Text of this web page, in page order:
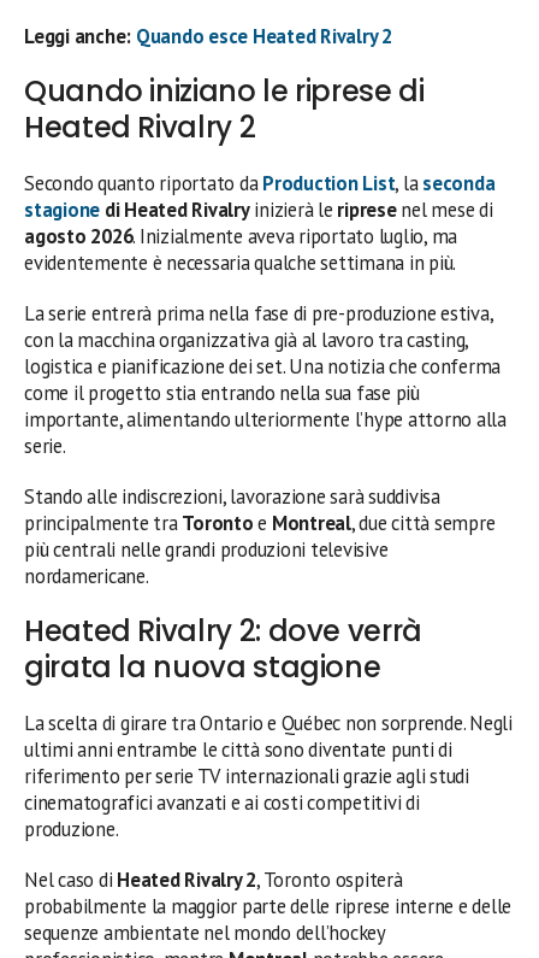
Leggi anche: Quando esce Heated Rivalry 2
Quando iniziano le riprese di
Heated Rivalry 2
Secondo quanto riportato daProduction List, laseconda
stagione di Heated Rivalryinizierà le ripresenel mese di
agosto 2026. Inizialmente aveva riportato luglio, ma
evidentemente è necessaria qualche settimana in più.
La serie entrerà prima nella fase di pre-produzione estiva,
con la macchina organizzativa già al lavoro tra casting,
logistica e pianificazione dei set. Una notizia che conferma
come il progetto stia entrando nella sua fase più
importante, alimentando ulteriormente l’hype attorno alla
serie.
Stando alle indiscrezioni, lavorazione sarà suddivisa
principalmente traTorontoe Montreal, due città sempre
più centrali nelle grandi produzioni televisive
nordamericane.
Heated Rivalry 2: dove verrà
girata la nuova stagione
La scelta di girare tra Ontario e Québec non sorprende. Negli
ultimi anni entrambe le città sono diventate punti di
riferimento per serie TV internazionali grazie agli studi
cinematografici avanzati e ai costi competitivi di
produzione.
Nel caso di Heated Rivalry 2, Toronto ospiterà
probabilmente la maggior parte delle riprese interne e delle
sequenze ambientate nel mondo dell’hockey